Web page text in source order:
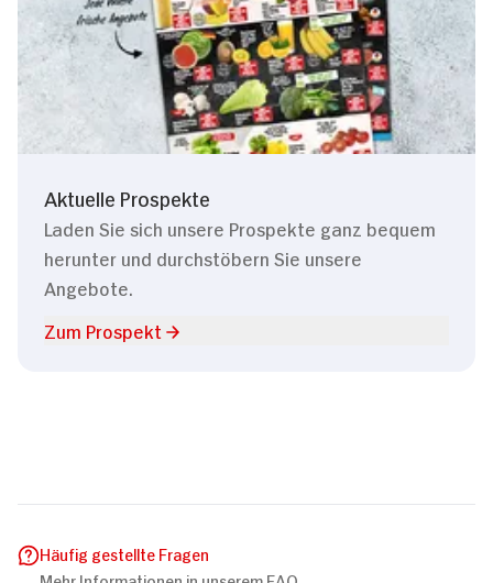
Aktuelle Prospekte
Laden Sie sich unsere Prospekte ganz bequem
herunter und durchstöbern Sie unsere
Angebote.
Zum Prospekt
Häufig gestellte Fragen
Mehr Informationen in unserem FAQ